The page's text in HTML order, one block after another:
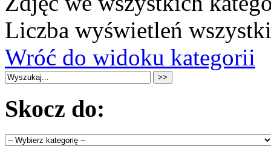
Liczba wyświetleń
Wróć do widoku kategorii
Skocz do: